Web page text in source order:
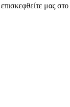
μας στο